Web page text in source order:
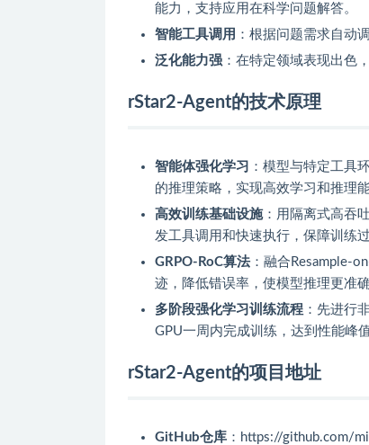
能力，支持应用在科学问题解答。
智能工具调用 ：根据问题需求自动
泛化能力强 ：在特定领域表现出色
rStar2-Agent的技术原理
智能体强化学习 ：模型与特定工具
的推理策略，实现高效学习和推理能
高效训练基础设施：用隔离式高吞
发工具调用和快速执行，保障训练
GRPO-RoC算法：融合Resample-
迹，降低错误率，使模型推理更准确
多阶段强化学习训练流程 ：先进行
GPU一周内完成训练，达到性能峰
rStar2-Agent的项目地址
GitHub仓库 ：https://github.com/